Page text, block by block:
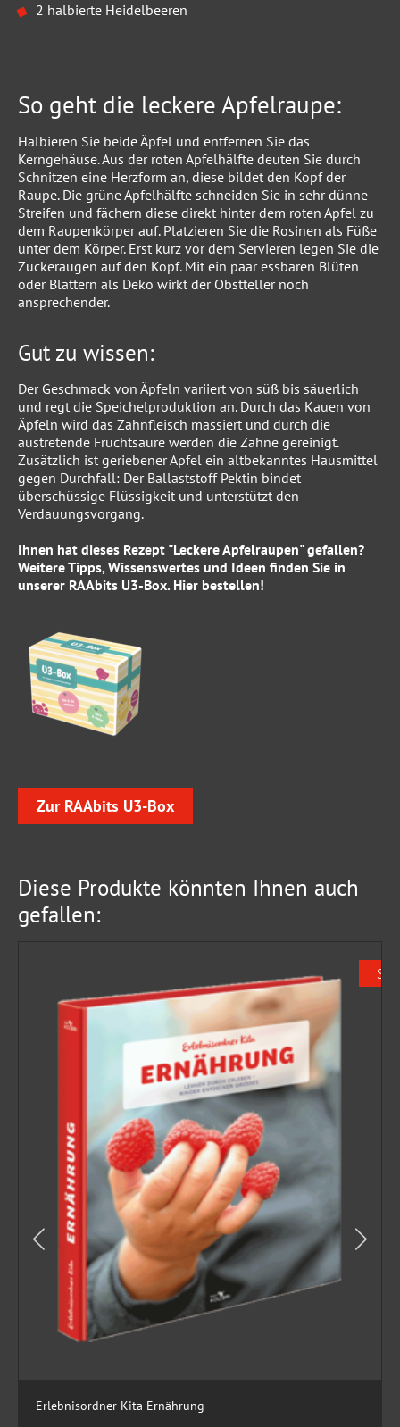
2 halbierte Heidelbeeren
So geht die leckere Apfelraupe:
Halbieren Sie beide Äpfel und entfernen Sie das
Kerngehäuse. Aus der roten Apfelhälfte deuten Sie durch
Schnitzen eine Herzform an, diese bildet den Kopf der
Raupe. Die grüne Apfelhälfte schneiden Sie in sehr dünne
Streifen und fächern diese direkt hinter dem roten Apfel zu
dem Raupenkörper auf. Platzieren Sie die Rosinen als Füße
unter dem Körper. Erst kurz vor dem Servieren legen Sie die
Zuckeraugen auf den Kopf. Mit ein paar essbaren Blüten
oder Blättern als Deko wirkt der Obstteller noch
ansprechender.
Gut zu wissen:
Der Geschmack von Äpfeln variiert von süß bis säuerlich
und regt die Speichelproduktion an. Durch das Kauen von
Äpfeln wird das Zahnfleisch massiert und durch die
austretende Fruchtsäure werden die Zähne gereinigt.
Zusätzlich ist geriebener Apfel ein altbekanntes Hausmittel
gegen Durchfall: Der Ballaststoff Pektin bindet
überschüssige Flüssigkeit und unterstützt den
Verdauungsvorgang.
Ihnen hat dieses Rezept "Leckere Apfelraupen" gefallen?
Weitere Tipps, Wissenswertes und Ideen finden Sie in
unserer RAAbits U3-Box. Hier bestellen!
Zur RAAbits U3-Box
Diese Produkte könnten Ihnen auch
gefallen:
Erlebnisordner Kita Ernährung